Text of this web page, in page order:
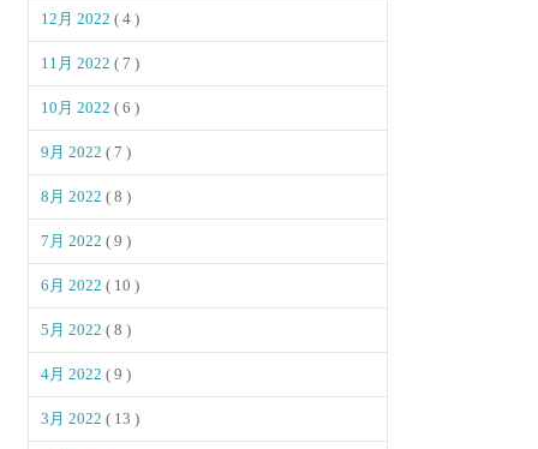
12月 2022( 4 )
11月 2022( 7 )
10月 2022( 6 )
9月 2022( 7 )
8月 2022( 8 )
7月 2022( 9 )
6月 2022( 10 )
5月 2022( 8 )
4月 2022( 9 )
3月 2022( 13 )